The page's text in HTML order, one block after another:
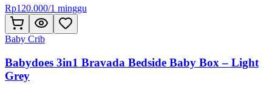
Rp120.000/1 minggu
Baby Crib
Babydoes 3in1 Bravada Bedside Baby Box – Light
Grey